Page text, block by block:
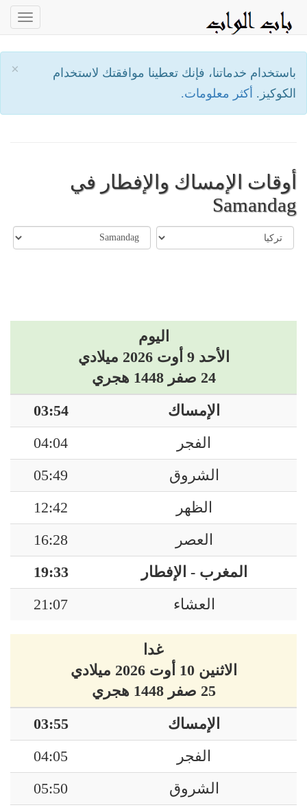
×
باستخدام خدماتنا، فإنك تعطينا موافقتك لاستخدام
الكوكيز. أكثر معلومات.
أوقات الإمساك والإفطار في
Samandag
اليوم
الأحد 9 أوت 2026 ميلادي
24 صفر 1448 هجري
الإمساك
03:54
الفجر
04:04
الشروق
05:49
الظهر
12:42
العصر
16:28
المغرب - الإفطار
19:33
العشاء
21:07
غدا
الاثنين 10 أوت 2026 ميلادي
25 صفر 1448 هجري
الإمساك
03:55
الفجر
04:05
الشروق
05:50